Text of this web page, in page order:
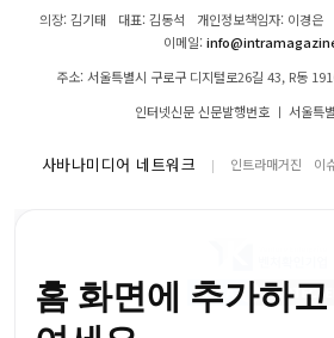
의장: 김기태 대표: 김동석 개인정보책임자: 이경은
이메일:
주소: 서울특별시 구로구 디지털로26길 43, R동
인터넷신문 신문발행번호 ㅣ 서울특
사바나미디어 네트워크 인트라매거진 이
홈 화면에 추가하